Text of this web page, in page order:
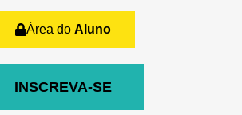
Área do Aluno
INSCREVA-SE